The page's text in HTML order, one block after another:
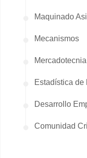
Maquinado
Mecanismos
Estadística de
Desarrollo
Comunidad